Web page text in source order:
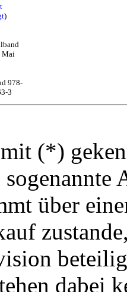
)
Mai
978-
3
(*)
über
dabei